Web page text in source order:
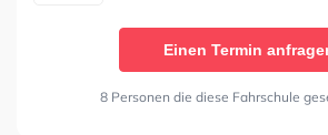
Einen Termin
8 Personen die diese Fahrschule